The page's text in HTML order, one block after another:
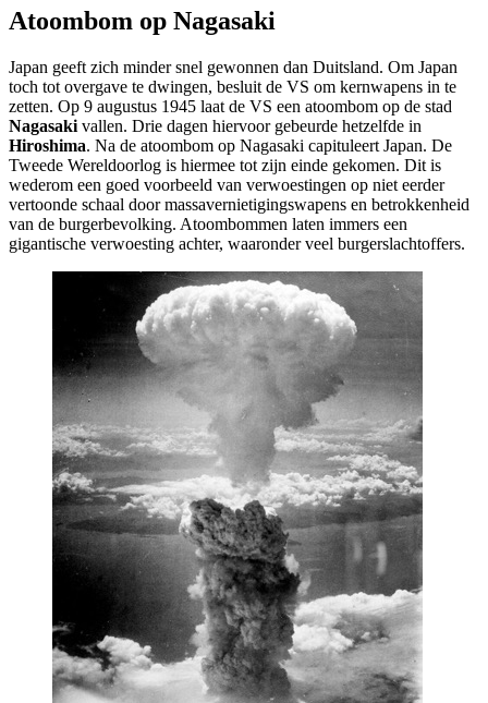
Atoombom op Nagasaki
Japan geeft zich minder snel gewonnen dan Duitsland. Om Japan
toch tot overgave te dwingen, besluit de VS om kernwapens in te
zetten. Op 9 augustus 1945 laat de VS een atoombom op de stad
Nagasaki vallen. Drie dagen hiervoor gebeurde hetzelfde in
Hiroshima. Na de atoombom op Nagasaki capituleert Japan. De
Tweede Wereldoorlog is hiermee tot zijn einde gekomen. Dit is
wederom een goed voorbeeld van verwoestingen op niet eerder
vertoonde schaal door massavernietigingswapens en betrokkenheid
van de burgerbevolking. Atoombommen laten immers een
gigantische verwoesting achter, waaronder veel burgerslachtoffers.